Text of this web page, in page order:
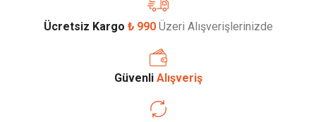
Ücretsiz Kargo ₺ 990Üzeri Alışverişlerinizde
Güvenli Alışveriş